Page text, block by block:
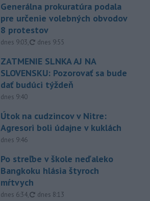
Generálna prokuratúra podala
pre určenie volebných obvodov
8 protestov
dnes 9:03, aktualizované
dnes 9:55
ZATMENIE SLNKA AJ NA
SLOVENSKU: Pozorovať sa bude
dať budúci týždeň
dnes 9:40
Útok na cudzincov v Nitre:
Agresori boli údajne v kuklách
dnes 9:46
Po streľbe v škole neďaleko
Bangkoku hlásia štyroch
mŕtvych
dnes 6:34, aktualizované
dnes 8:13